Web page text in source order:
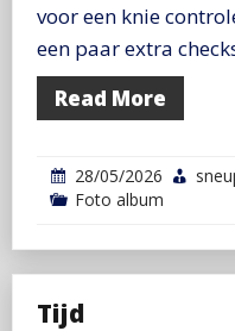
voor een knie
een paar extra
Read More
28/05/2026
Foto album
Tijd